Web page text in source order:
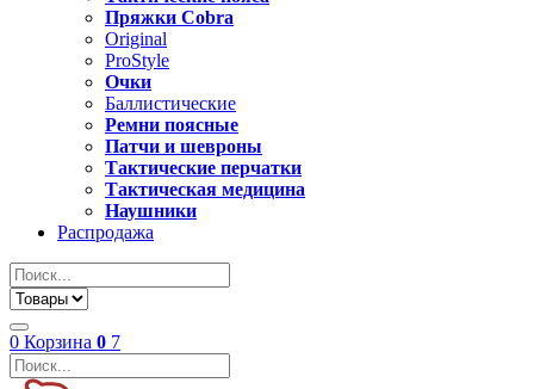
Пряжки Cobra
Original
ProStyle
Очки
Баллистические
Ремни поясные
Патчи и шевроны
Тактические перчатки
Тактическая медицина
Наушники
Распродажа
0 Корзина 0 7